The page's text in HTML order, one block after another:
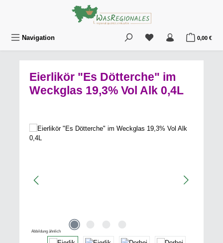
Zum Hauptinhalt springen
Navigation Du hast 0 Produkte
0,00 €
Eierlikör "Es Dötterche" im
Weckglas 19,3% Vol Alk 0,4L
Bildergalerie überspringen
Abbildung ähnlich